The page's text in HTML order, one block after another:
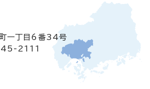
一丁目6番34号
2111